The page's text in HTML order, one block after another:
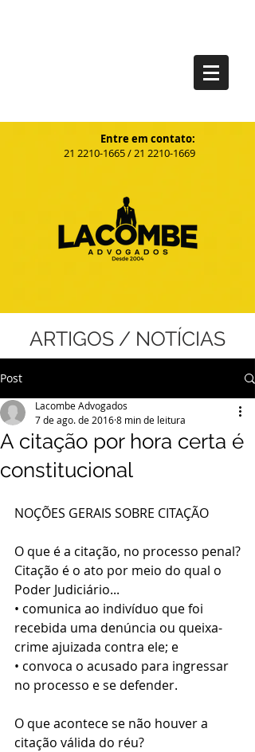
Entre em contato:
21 2210-1665/21 2210-1669
ARTIGOS / NOTÍCIAS
Post
A citação por hora certa é
constitucional
Lacombe Advogados
7 de ago. de 20168 min de leitura
NOÇÕES GERAIS SOBRE CITAÇÃO
O que é a citação, no processo penal?
Citação é o ato por meio do qual o
Poder Judiciário...
• comunica ao indivíduo que foi
recebida uma denúncia ou queixa-
crime ajuizada contra ele; e
• convoca o acusado para ingressar
no processo e se defender.
O que acontece se não houver a
citação válida do réu?